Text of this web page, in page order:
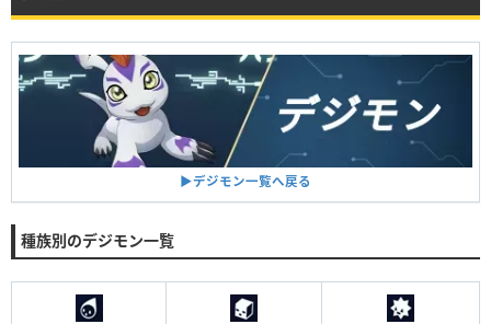
▶︎デジモン一覧へ戻る
種族別のデジモン一覧